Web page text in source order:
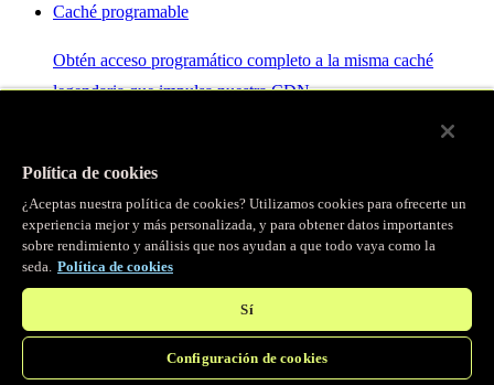
Caché programable
Obtén acceso programático completo a la misma caché
legendaria que impulsa nuestra CDN.
Servidor MCP
Control por IA para tus servicios Fastly.
Política de cookies
¿Aceptas nuestra política de cookies? Utilizamos cookies para ofrecerte un
experiencia mejor y más personalizada, y para obtener datos importantes
sobre rendimiento y análisis que nos ayudan a que todo vaya como la
seda. Política de cookies
Sí
Configuración de cookies